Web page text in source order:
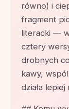
równo) i
fragment
literacki —
cztery
drobnych
kawy,
działa